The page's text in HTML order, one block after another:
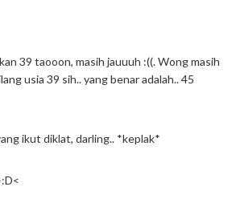
39 taooon, masih jauuuh :((. Wong masih
usia 39 sih.. yang benar adalah.. 45
ikut diklat, darling.. *keplak*